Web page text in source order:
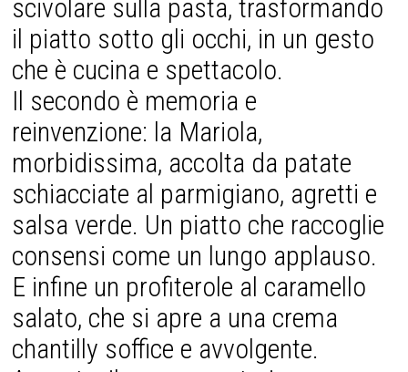
scivolare sulla pasta, trasformando
il piatto sotto gli occhi, in un gesto
che è cucina e spettacolo.
Il secondo è memoria e
reinvenzione: la Mariola,
morbidissima, accolta da patate
schiacciate al parmigiano, agretti e
salsa verde. Un piatto che raccoglie
consensi come un lungo applauso.
E infine un profiterole al caramello
salato, che si apre a una crema
chantilly soffice e avvolgente.